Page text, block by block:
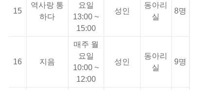
15
역사랑 통
하다
요일
13:00 ~
15:00
성인
동아리
실
8명
16 지음
매주 월
요일
10:00 ~
12:00
성인
동아리
실
9명